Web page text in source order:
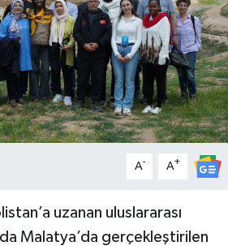
A- A+
uzanan uluslararası
Malatya’da gerçekleştirilen